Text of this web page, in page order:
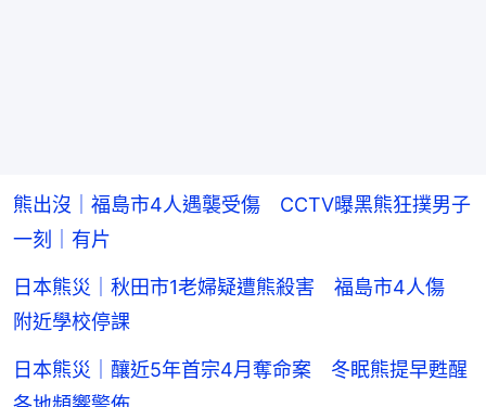
熊出沒｜福島市4人遇襲受傷 CCTV曝黑熊狂撲男子
一刻｜有片
日本熊災｜秋田市1老婦疑遭熊殺害 福島市4人傷
附近學校停課
日本熊災｜釀近5年首宗4月奪命案 冬眠熊提早甦醒